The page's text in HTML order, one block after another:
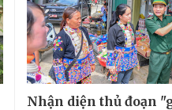
Nhận diện thủ đoạn